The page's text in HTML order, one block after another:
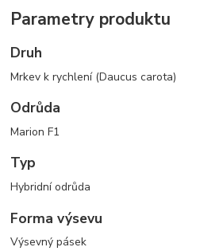
Parametry produktu
Druh
Mrkev k rychlení (Daucus carota)
Odrůda
Marion F1
Typ
Hybridní odrůda
Forma výsevu
Výsevný pásek